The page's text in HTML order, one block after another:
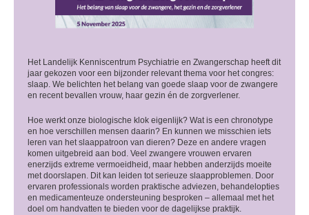
Het Landelijk Kenniscentrum Psychiatrie en Zwangerschap heeft dit
jaar gekozen voor een bijzonder relevant thema voor het congres:
slaap. We belichten het belang van goede slaap voor de zwangere
en recent bevallen vrouw, haar gezin én de zorgverlener.
Hoe werkt onze biologische klok eigenlijk? Wat is een chronotype
en hoe verschillen mensen daarin? En kunnen we misschien iets
leren van het slaappatroon van dieren? Deze en andere vragen
komen uitgebreid aan bod. Veel zwangere vrouwen ervaren
enerzijds extreme vermoeidheid, maar hebben anderzijds moeite
met doorslapen. Dit kan leiden tot serieuze slaapproblemen. Door
ervaren professionals worden praktische adviezen, behandelopties
en medicamenteuze ondersteuning besproken – allemaal met het
doel om handvatten te bieden voor de dagelijkse praktijk.